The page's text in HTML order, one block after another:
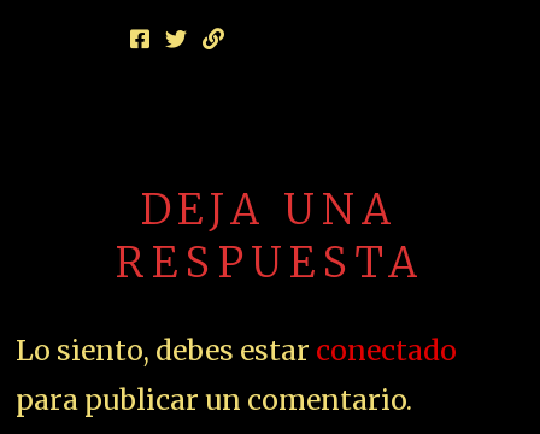
DEJA UNA
RESPUESTA
Lo siento, debes estar conectado
para publicar un comentario.